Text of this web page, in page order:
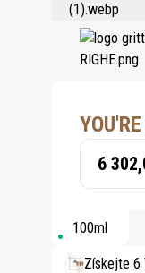
6
100ml
Získejte 6